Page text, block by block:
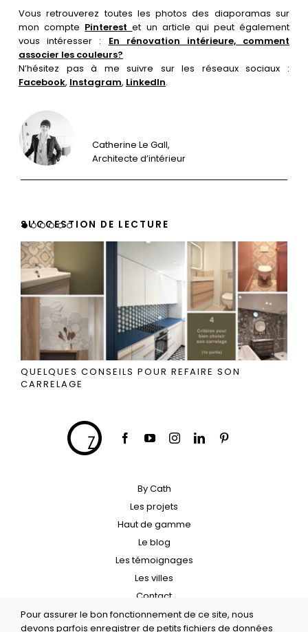
Vous retrouverez toutes les photos des diaporamas sur
mon compte Pinterestet un article qui peut également
vous intéresser : En rénovation intérieure, comment
associer les couleurs?
N’hésitez pas à me suivre sur les réseaux sociaux :
Facebook, Instagram, LinkedIn.
Catherine Le Gall,
Architecte d’intérieur
SUGGESTION DE LECTURE
QUELQUES CONSEILS POUR REFAIRE SON
CARRELAGE
By Cath
Les projets
Haut de gamme
Le blog
Les témoignages
Les villes
Contact
Crédit
Pour assurer le bon fonctionnement de ce site, nous
devons parfois enregistrer de petits fichiers de données